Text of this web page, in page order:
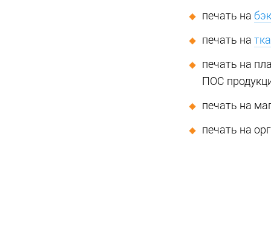
печать на
печать на
печать на
ПОС
печать на
печать на